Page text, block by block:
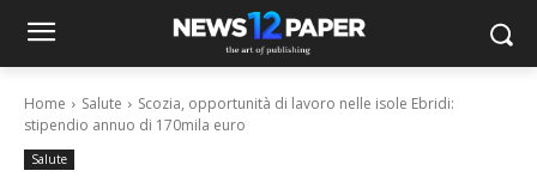
Home Salute
Scozia, opportunità di lavoro nelle isole Ebridi:
stipendio annuo di 170mila euro
Salute